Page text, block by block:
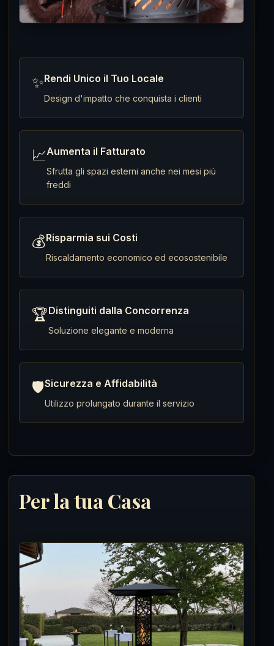
✨Rendi Unico il Tuo Locale
Design d'impatto che conquista i clienti
📈Aumenta il Fatturato
Sfrutta gli spazi esterni anche nei mesi più
freddi
💰Risparmia sui Costi
Riscaldamento economico ed ecosostenibile
🏆Distinguiti dalla Concorrenza
Soluzione elegante e moderna
🛡️Sicurezza e Affidabilità
Utilizzo prolungato durante il servizio
Per la tua Casa